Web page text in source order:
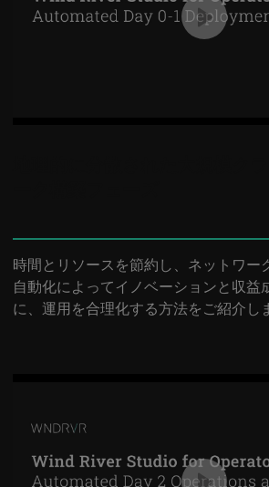
時間とリソースを節約し、ネットワー
自動化によってイノベーションと収益
に、運用を合理化する方法をご紹介し